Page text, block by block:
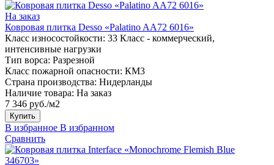
На заказ
Ковровая плитка Desso «Palatino AA72 6016»
Класс износостойкости: 33 Класс - коммерческий,
интенсивные нагрузки
Тип ворса: Разрезной
Класс пожарной опасности: КМ3
Страна производства: Нидерланды
Наличие товара: На заказ
7 346 руб./м2
Купить
В избранное В избранном
Сравнить